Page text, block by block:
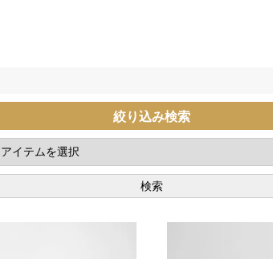
絞り込み検索
検索